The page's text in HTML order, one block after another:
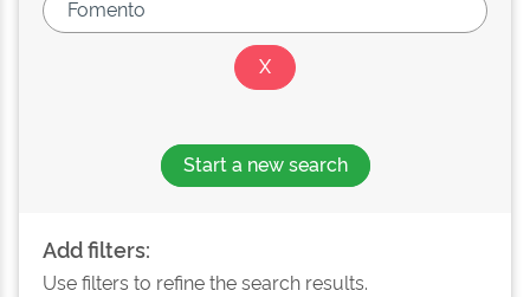
Start a new search
Add filters:
Use filters to refine the search results.